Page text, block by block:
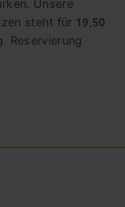
Unsere
steht für 19,50
Reservierung